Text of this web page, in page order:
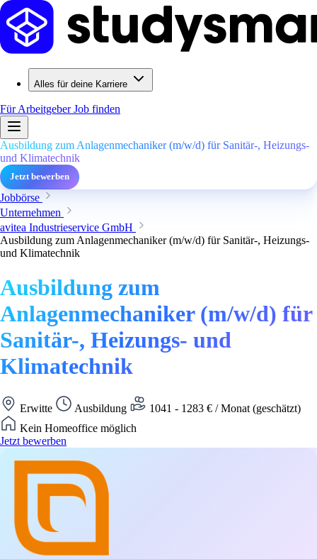
Alles für deine Karriere
Für ArbeitgeberJob finden
Ausbildung zum Anlagenmechaniker (m/w/d) für Sanitär-, Heizungs-
und Klimatechnik
Jetzt bewerben
Jobbörse
Unternehmen
avitea Industrieservice GmbH
Ausbildung zum Anlagenmechaniker (m/w/d) für Sanitär-, Heizungs-
und Klimatechnik
Ausbildung zum
Anlagenmechaniker (m/w/d) für
Sanitär-, Heizungs- und
Klimatechnik
Erwitte Ausbildung
1041 - 1283 € / Monat (geschätzt)
Kein Homeoffice möglich
Jetzt bewerben